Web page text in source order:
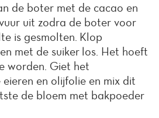
de boter met de cacao en
uit zodra de boter voor
is gesmolten. Klop
met de suiker los. Het hoeft
worden. Giet het
en olijfolie en mix dit
de bloem met bakpoeder